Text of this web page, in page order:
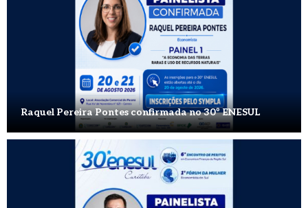
Raquel Pereira Pontes confirmada no 30º ENESUL